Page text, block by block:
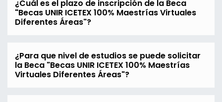
¿Cuál es el plazo de inscripción de la Beca
"Becas UNIR ICETEX 100% Maestrías Virtuales
Diferentes Áreas"?
¿Para que nivel de estudios se puede solicitar
la Beca "Becas UNIR ICETEX 100% Maestrías
Virtuales Diferentes Áreas"?